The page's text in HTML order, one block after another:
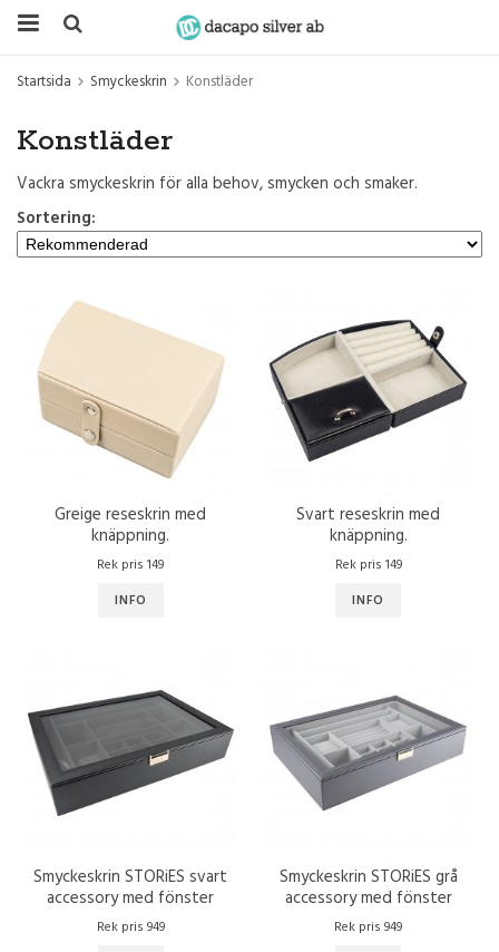
Startsida Smyckeskrin Konstläder
Konstläder
Vackra smyckeskrin för alla behov, smycken och smaker.
Sortering:
Greige reseskrin med
knäppning.
Rek pris 149
INFO
Svart reseskrin med
knäppning.
Rek pris 149
INFO
Smyckeskrin STORiES svart
accessory med fönster
Rek pris 949
Smyckeskrin STORiES grå
accessory med fönster
Rek pris 949